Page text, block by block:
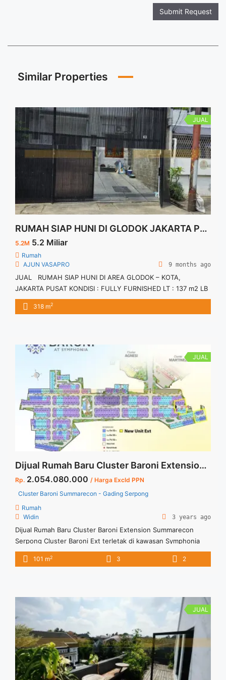
Submit Request
Similar Properties
JUAL
RUMAH SIAP HUNI DI GLODOK JAKARTA PUSAT
5.2M 5.2 Miliar
Rumah
AJUN VASAPRO
9 months ago
JUAL RUMAH SIAP HUNI DI AREA GLODOK – KOTA,
JAKARTA PUSAT KONDISI : FULLY FURNISHED LT : 137 m2 LB
: 318 m2 Sertifikat : SHM Kamar Utama : 1 Kamar Anak : 2
Kamar Tamu : 1 Kamar Mandi : 4 Kamar Pembantu : 1 Powder
href="https://vasapro.com/property/rumah-siap-huni-di-
glodok-jakarta-pusat/" aria-label="Read more about RUMAH
SIAP HUNI DI GLODOK JAKARTA PUSAT">Read more</a>
318 m2
JUAL
Dijual Rumah Baru Cluster Baroni Extension Summarecon Serpong
Rp. 2.054.080.000 / Harga Excld PPN
Cluster Baroni Summarecon - Gading Serpong
Rumah
Widin
3 years ago
Dijual Rumah Baru Cluster Baroni Extension Summarecon
Serpong Cluster Baroni Ext terletak di kawasan Symphonia
Gading Serpong. Rumah dengan tata ruang yang yang
maksimal sehingga ideal untuk para penghuninya dan
101 m2 3 2
JUAL